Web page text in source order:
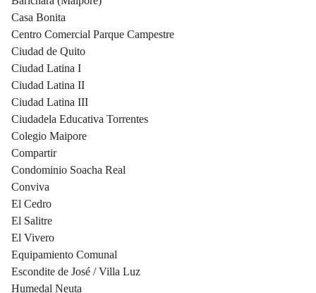
Casa Bonita
Centro Comercial Parque Campestre
Ciudad de Quito
Ciudad Latina I
Ciudad Latina II
Ciudad Latina III
Ciudadela Educativa Torrentes
Colegio Maipore
Compartir
Condominio Soacha Real
Conviva
El Cedro
El Salitre
El Vivero
Equipamiento Comunal
Escondite de José / Villa Luz
Humedal Neuta